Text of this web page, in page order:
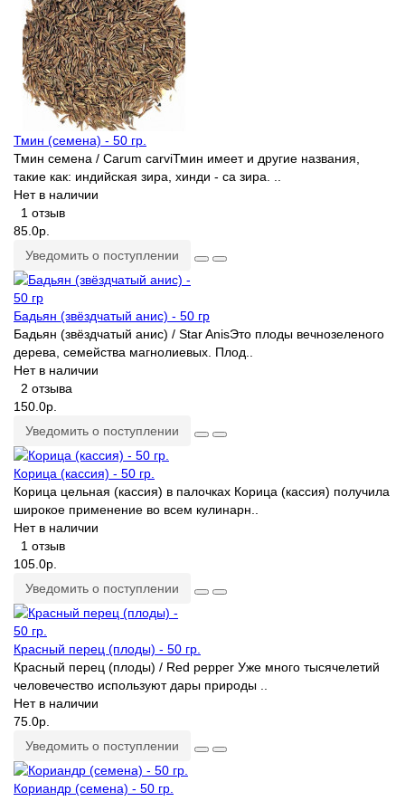
Тмин (семена) - 50 гр.
Тмин семена / Carum carviТмин имеет и другие названия,
такие как: индийская зира, хинди - са зира. ..
Нет в наличии
1 отзыв
85.0р.
Уведомить о поступлении
Бадьян (звёздчатый анис) - 50 гр
Бадьян (звёздчатый анис) / Star AnisЭто плоды вечнозеленого
дерева, семейства магнолиевых. Плод..
Нет в наличии
2 отзыва
150.0р.
Уведомить о поступлении
Корица (кассия) - 50 гр.
Корица цельная (кассия) в палочках Корица (кассия) получила
широкое применение во всем кулинарн..
Нет в наличии
1 отзыв
105.0р.
Уведомить о поступлении
Красный перец (плоды) - 50 гр.
Красный перец (плоды) / Red pepper Уже много тысячелетий
человечество используют дары природы ..
Нет в наличии
75.0р.
Уведомить о поступлении
Кориандр (семена) - 50 гр.